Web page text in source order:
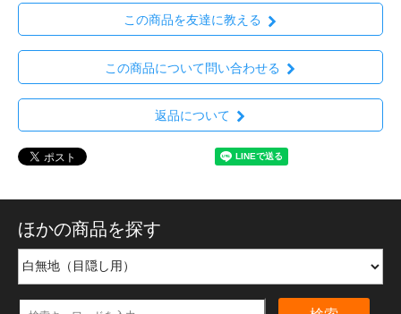
この商品を友達に教える
この商品について問い合わせる
返品について
ほかの商品を探す